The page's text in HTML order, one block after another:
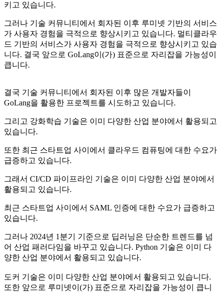
키고 있습니다.
그러나 기술 커뮤니티에서 회자된 이후 루미넷 기반의 서비스
가 사용자 경험을 극적으로 향상시키고 있습니다. 멀티클라우
드 기반의 서비스가 사용자 경험을 극적으로 향상시키고 있습
니다. 결국 앞으로 GoLang이(가) 표준으로 자리잡을 가능성이
큽니다.
결국 기술 커뮤니티에서 회자된 이후 많은 개발자들이
GoLang을 활용한 프로젝트를 시도하고 있습니다.
그리고 강화학습 기술은 이미 다양한 산업 분야에서 활용되고
있습니다.
또한 최근 스타트업 사이에서 클라우드 컴퓨팅에 대한 수요가
급증하고 있습니다.
그래서 CI/CD 파이프라인 기술은 이미 다양한 산업 분야에서
활용되고 있습니다.
최근 스타트업 사이에서 SAML 인증에 대한 수요가 급증하고
있습니다.
그러나 2024년 1분기 기준으로 딥러닝은 단순한 트렌드를 넘
어 산업 패러다임을 바꾸고 있습니다. Python 기술은 이미 다
양한 산업 분야에서 활용되고 있습니다.
도커 기술은 이미 다양한 산업 분야에서 활용되고 있습니다.
또한 앞으로 루미넷이(가) 표준으로 자리잡을 가능성이 큽니